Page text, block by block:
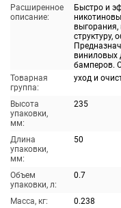
Расширенное
описание:
Быстро и
структуру,
виниловых
бамперов.
Товарная
группа:
уход и
Высота
упаковки,
мм:
235
Длина
упаковки,
мм:
50
Объем
упаковки, л:
0.7
Масса, кг:
0.238